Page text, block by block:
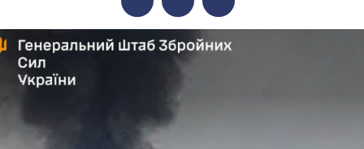
FacebookTwitterTelegram